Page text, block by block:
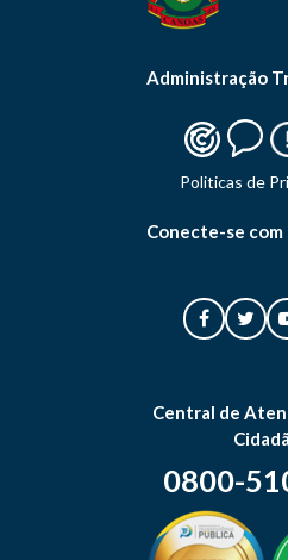
Administração
Politicas de
Conecte-se
Central de
0800-